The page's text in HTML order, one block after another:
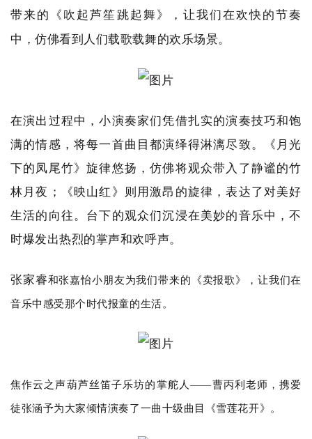
带来的《吹起芦笙跳起舞》，让我们在欢快的节奏
中，仿佛看到人们载歌载舞的欢乐场景。
在演出过程中，小演奏家们凭借扎实的演奏技巧和饱
满的情感，将每一首曲目都演绎得淋漓尽致。《月光
下的凤尾竹》旋律悠扬，仿佛将观众带入了静谧的竹
林月夜；《映山红》则用激昂的旋律，表达了对美好
生活的向往。台下的观众们沉浸在美妙的音乐中，不
时爆发出热烈的掌声和欢呼声。
张家睿和张嘉怡小朋友为我们带来的《卖报歌》，让我们在
音乐中感受那个时代报童的生活。
焦作云之声葫芦丝笛子乐坊的掌舵人——曹丙利老师，携爱
徒张涵予为大家倾情演奏了一曲十级曲目《雪莲花开》。